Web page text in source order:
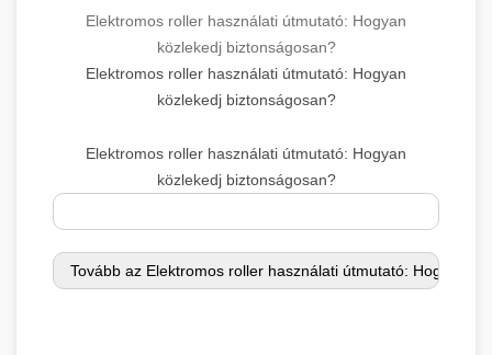
Elektromos roller használati útmutató: Hogyan
közlekedj biztonságosan?
Elektromos roller használati útmutató: Hogyan
közlekedj biztonságosan?
Elektromos roller használati útmutató: Hogyan
közlekedj biztonságosan?